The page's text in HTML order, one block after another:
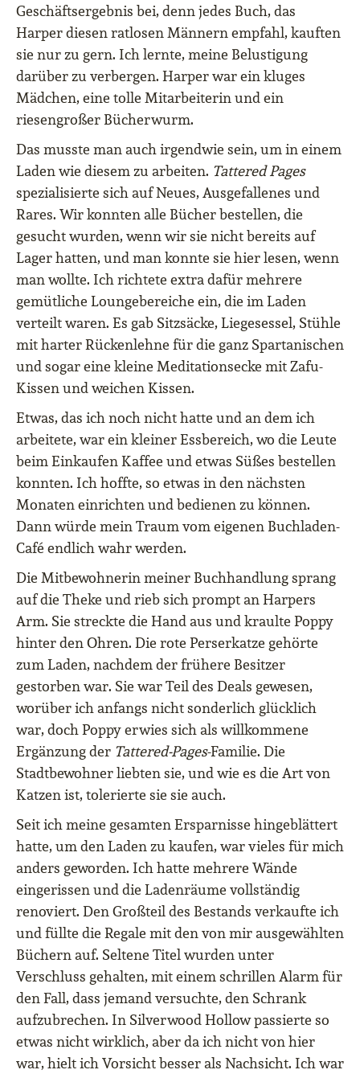
Geschäftsergebnis bei, denn jedes Buch, das
Harper diesen ratlosen Männern empfahl, kauften
sie nur zu gern. Ich lernte, meine Belustigung
darüber zu verbergen. Harper war ein kluges
Mädchen, eine tolle Mitarbeiterin und ein
riesengroßer Bücherwurm.
Das musste man auch irgendwie sein, um in einem
Laden wie diesem zu arbeiten. Tattered Pages
spezialisierte sich auf Neues, Ausgefallenes und
Rares. Wir konnten alle Bücher bestellen, die
gesucht wurden, wenn wir sie nicht bereits auf
Lager hatten, und man konnte sie hier lesen, wenn
man wollte. Ich richtete extra dafür mehrere
gemütliche Loungebereiche ein, die im Laden
verteilt waren. Es gab Sitzsäcke, Liegesessel, Stühle
mit harter Rückenlehne für die ganz Spartanischen
und sogar eine kleine Meditationsecke mit Zafu-
Kissen und weichen Kissen.
Etwas, das ich noch nicht hatte und an dem ich
arbeitete, war ein kleiner Essbereich, wo die Leute
beim Einkaufen Kaffee und etwas Süßes bestellen
konnten. Ich hoffte, so etwas in den nächsten
Monaten einrichten und bedienen zu können.
Dann würde mein Traum vom eigenen Buchladen-
Café endlich wahr werden.
Die Mitbewohnerin meiner Buchhandlung sprang
auf die Theke und rieb sich prompt an Harpers
Arm. Sie streckte die Hand aus und kraulte Poppy
hinter den Ohren. Die rote Perserkatze gehörte
zum Laden, nachdem der frühere Besitzer
gestorben war. Sie war Teil des Deals gewesen,
worüber ich anfangs nicht sonderlich glücklich
war, doch Poppy erwies sich als willkommene
Ergänzung der Tattered-Pages-Familie. Die
Stadtbewohner liebten sie, und wie es die Art von
Katzen ist, tolerierte sie sie auch.
Seit ich meine gesamten Ersparnisse hingeblättert
hatte, um den Laden zu kaufen, war vieles für mich
anders geworden. Ich hatte mehrere Wände
eingerissen und die Ladenräume vollständig
renoviert. Den Großteil des Bestands verkaufte ich
und füllte die Regale mit den von mir ausgewählten
Büchern auf. Seltene Titel wurden unter
Verschluss gehalten, mit einem schrillen Alarm für
den Fall, dass jemand versuchte, den Schrank
aufzubrechen. In Silverwood Hollow passierte so
etwas nicht wirklich, aber da ich nicht von hier
war, hielt ich Vorsicht besser als Nachsicht. Ich war